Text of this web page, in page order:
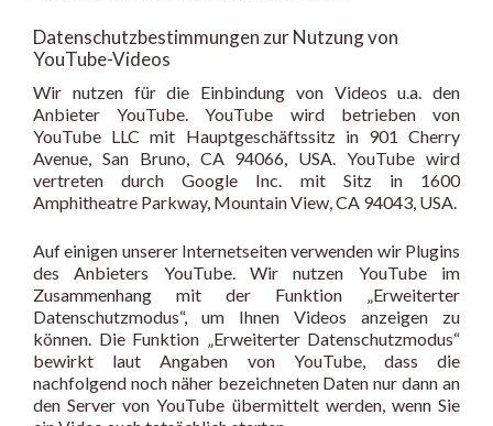
Datenschutzbestimmungen zur Nutzung von
YouTube-Videos
Wir nutzen für die Einbindung von Videos u.a. den
Anbieter YouTube. YouTube wird betrieben von
YouTube LLC mit Hauptgeschäftssitz in 901 Cherry
Avenue, San Bruno, CA 94066, USA. YouTube wird
vertreten durch Google Inc. mit Sitz in 1600
Amphitheatre Parkway, Mountain View, CA 94043, USA.
Auf einigen unserer Internetseiten verwenden wir Plugins
des Anbieters YouTube. Wir nutzen YouTube im
Zusammenhang mit der Funktion „Erweiterter
Datenschutzmodus“, um Ihnen Videos anzeigen zu
können. Die Funktion „Erweiterter Datenschutzmodus“
bewirkt laut Angaben von YouTube, dass die
nachfolgend noch näher bezeichneten Daten nur dann an
den Server von YouTube übermittelt werden, wenn Sie